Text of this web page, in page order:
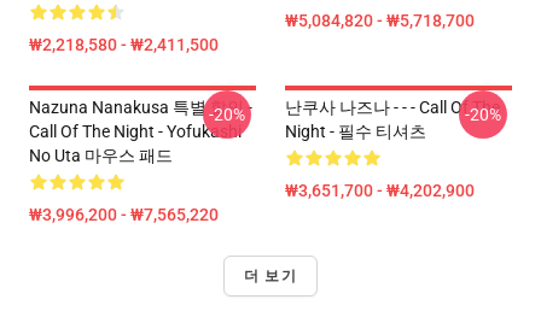
₩2,218,580 - ₩2,411,500
₩5,084,820 - ₩5,718,700
Nazuna Nanakusa 특별 할인 -
Call Of The Night - Yofukashi
No Uta 마우스 패드
₩3,996,200 - ₩7,565,220
-20%
난쿠사 나즈나 - - - Call Of The
Night - 필수 티셔츠
₩3,651,700 - ₩4,202,900
-20%
더 보기